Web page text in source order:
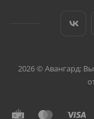
2026 © Авангард: